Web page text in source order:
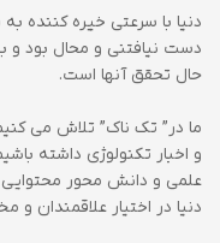
دنیا با سرعتی خیره کننده
دست نیافتنی و محال بود و
حال تحقق آنها است.
ما در” تک ناک” تلاش می
و اخبار تکنولوژی داشته
علمی و دانش محور محتوایی
دنیا در اختیار علاقمندان و